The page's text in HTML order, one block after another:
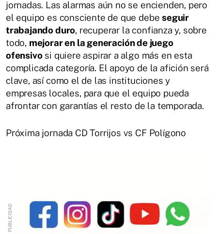
jornadas. Las alarmas aún no se encienden, pero
el equipo es consciente de que debeseguir
trabajando duro, recuperar la confianza y, sobre
todo, mejorar en la generación de juego
ofensivosi quiere aspirar a algo más en esta
complicada categoría. El apoyo de la afición será
clave, así como el de las instituciones y
empresas locales, para que el equipo pueda
afrontar con garantías el resto de la temporada.
Próxima jornada CD Torrijos vs CF Polígono